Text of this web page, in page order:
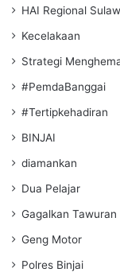
HAI Regional
Kecelakaan
Strategi
#PemdaBanggai
#Tertipkehadiran
BINJAI
diamankan
Dua Pelajar
Gagalkan Tawuran
Geng Motor
Polres Binjai